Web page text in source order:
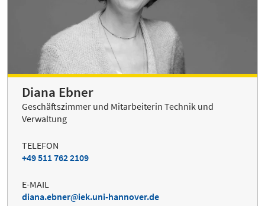
Diana Ebner
Geschäftszimmer und Mitarbeiterin Technik und
Verwaltung
TELEFON
+49 511 762 2109
E-MAIL
diana.ebner
iek.uni-hannover.de